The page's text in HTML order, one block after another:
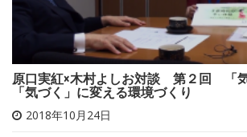
原口実紅×木村よしお対談 第２回 「
「気づく」に変える環境づくり
2018年10月24日